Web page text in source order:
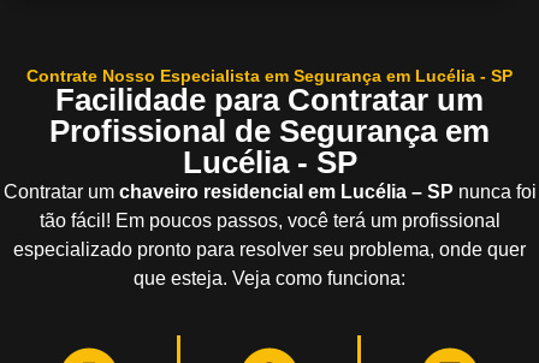
Contrate Nosso Especialista em Segurança em Lucélia - SP
Facilidade para Contratar um
Profissional de Segurança em
Lucélia - SP
Contratar um chaveiro residencial em Lucélia – SP nunca foi
tão fácil! Em poucos passos, você terá um profissional
especializado pronto para resolver seu problema, onde quer
que esteja. Veja como funciona: